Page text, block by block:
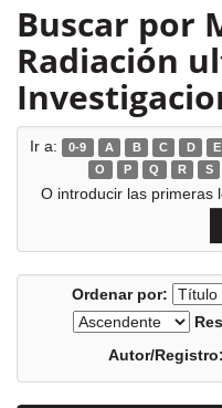
Buscar por
Radiación
Ir a: 0-9 A B C D E
O
P Q R S
O introducir las primeras
Ordenar por:
Autor/Registro: